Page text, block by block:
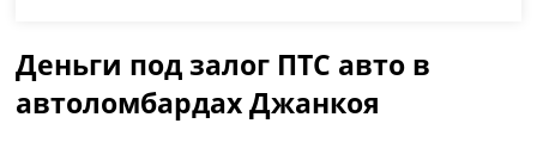
Деньги под залог ПТС авто в
автоломбардах Джанкоя